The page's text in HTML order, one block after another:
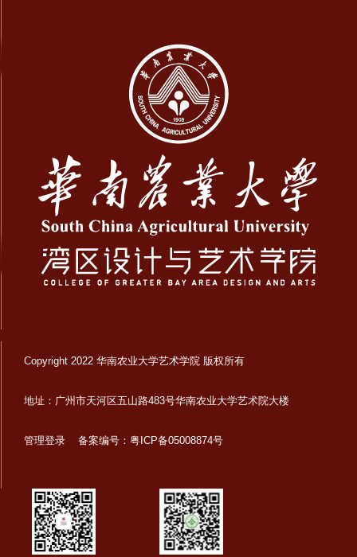
Copyright 2022 华南农业大学艺术学院 版权所有
地址：广州市天河区五山路483号华南农业大学艺术院大楼
管理登录 备案编号：粤ICP备05008874号